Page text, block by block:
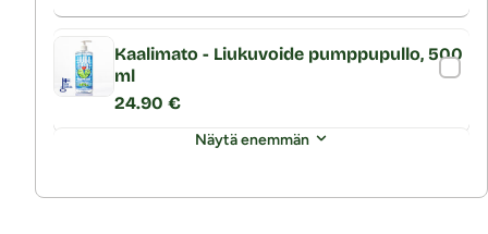
Kaalimato - Liukuvoide pumppupullo, 500
ml
24.90 €
Näytä enemmän